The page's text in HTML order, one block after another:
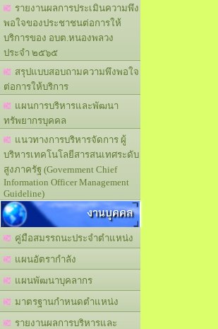
รายงานผลการประเมินความพึง
พอใจของประชาชนต่อการให้
บริการของ อบต.หนองพลวง
ประจำ ๒๕๖๕
สรุปแบบสอบถามความพึงพอใจ
ต่อการให้บริการ
แผนการบริหารและพัฒนา
ทรัพยากรบุคคล
แนวทางการบริหารจัดการ ผู้
บริหารเทคโนโลยีสารสนเทศระดับ
สูงภาครัฐ (Government Chief
Information Officer Management
Guideline)
งานบุคคล
คู่มือสมรรถนะประจำตำแหน่ง
แผนอัตรากำลัง
แผนพัฒนาบุคลากร
มาตรฐานกำหนดตำแหน่ง
รายงานผลการบริหารและ